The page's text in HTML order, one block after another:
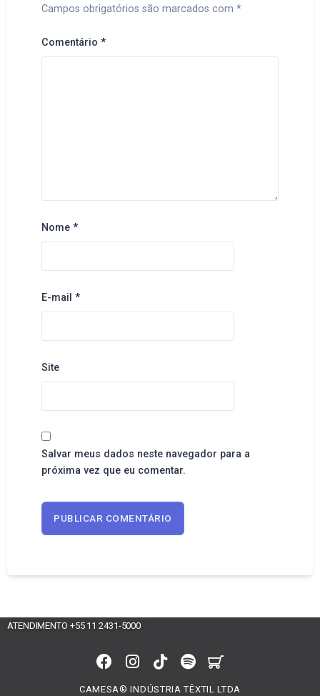
Campos obrigatórios são marcados com *
Comentário *
Nome *
E-mail *
Site
Salvar meus dados neste navegador para a
próxima vez que eu comentar.
ATENDIMENTO +55 11 2431-5000
CAMESA® INDÚSTRIA TÊXTIL LTDA